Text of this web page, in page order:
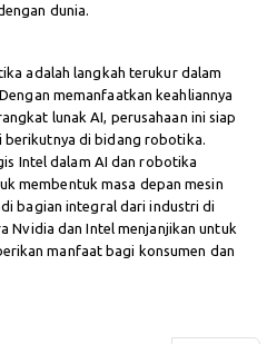
dunia.
adalah langkah terukur dalam
memanfaatkan keahliannya
lunak AI, perusahaan ini siap
di bidang robotika.
Intel dalam AI dan robotika
membentuk masa depan mesin
bagian integral dari industri di
Nvidia dan Intel menjanjikan untuk
manfaat bagi konsumen dan